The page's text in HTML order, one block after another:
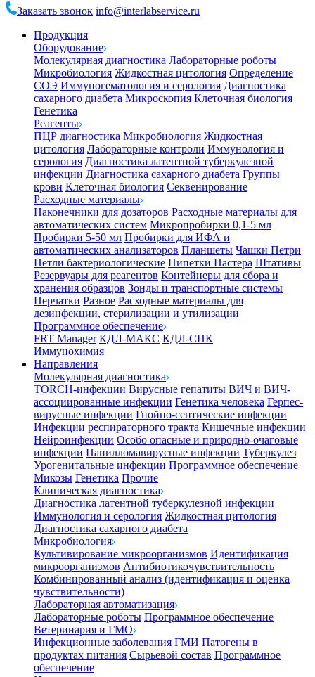
Заказать звонок info@interlabservice.ru
Продукция
Оборудование
Молекулярная диагностика Лабораторные роботы
Микробиология Жидкостная цитология Определение
СОЭ Иммуногематология и серология Диагностика
сахарного диабета Микроскопия Клеточная биология
Генетика
Реагенты
ПЦР диагностика Микробиология Жидкостная
цитология Лабораторные контроли Иммунология и
серология Диагностика латентной туберкулезной
инфекции Диагностика сахарного диабета Группы
крови Клеточная биология Секвенирование
Расходные материалы
Наконечники для дозаторов Расходные материалы для
автоматических систем Микропробирки 0,1-5 мл
Пробирки 5-50 мл Пробирки для ИФА и
автоматических анализаторов Планшеты Чашки Петри
Петли бактериологические Пипетки Пастера Штативы
Резервуары для реагентов Контейнеры для сбора и
хранения образцов Зонды и транспортные системы
Перчатки Разное Расходные материалы для
дезинфекции, стерилизации и утилизации
Программное обеспечение
FRT Manager КДЛ-МАКС КДЛ-СПК
Иммунохимия
Направления
Молекулярная диагностика
TORCH-инфекции Вирусные гепатиты ВИЧ и ВИЧ-
ассоциированные инфекции Генетика человека Герпес-
вирусные инфекции Гнойно-септические инфекции
Инфекции респираторного тракта Кишечные инфекции
Нейроинфекции Особо опасные и природно-очаговые
инфекции Папилломавирусные инфекции Туберкулез
Урогенитальные инфекции Программное обеспечение
Микозы Генетика Прочие
Клиническая диагностика
Диагностика латентной туберкулезной инфекции
Иммунология и серология Жидкостная цитология
Диагностика сахарного диабета
Микробиология
Культивирование микроорганизмов Идентификация
микроорганизмов Антибиотикочувствительность
Комбинированный анализ (идентификация и оценка
чувствительности)
Лабораторная автоматизация
Лабораторные роботы Программное обеспечение
Ветеринария и ГМО
Инфекционные заболевания ГМИ Патогены в
продуктах питания Сырьевой состав Программное
обеспечение